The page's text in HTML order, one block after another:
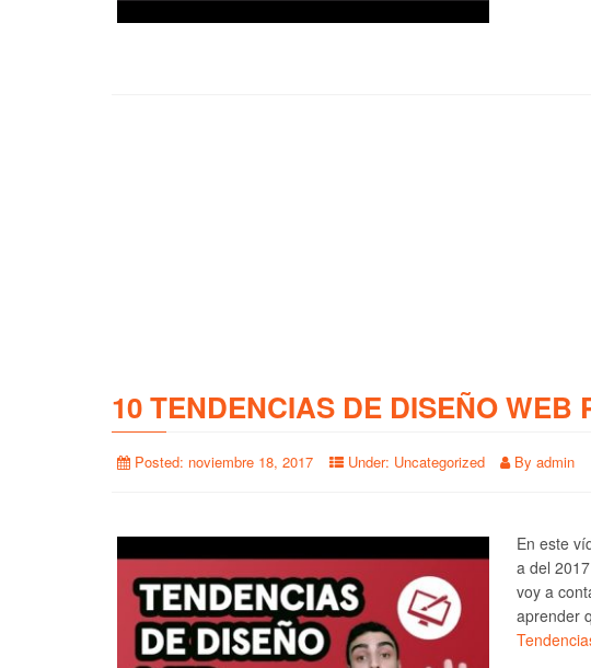
10 TENDENCIAS DE DISEÑO WEB
Posted: noviembre 18, 2017 Under: Uncategorized By admin
En este
a del
voy a
aprender